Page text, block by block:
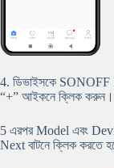
4. ডিভাইসকে SONOFF
“+” আইকনে ক্লিক করুন।
5 এরপর Model এবং
Next বাটনে ক্লিক করতে